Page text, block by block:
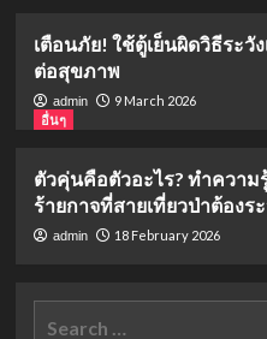
เตือนภัย! ใช้ตู้เย็นผิดวิธีระวั
ต่อสุขภาพ
admin
9 March 2026
อื่นๆ
ตัวคุ่นคือตัวอะไร? ทำควา
ร้ายกาจที่สายเที่ยวป่าต้องร
admin 18 February 2026